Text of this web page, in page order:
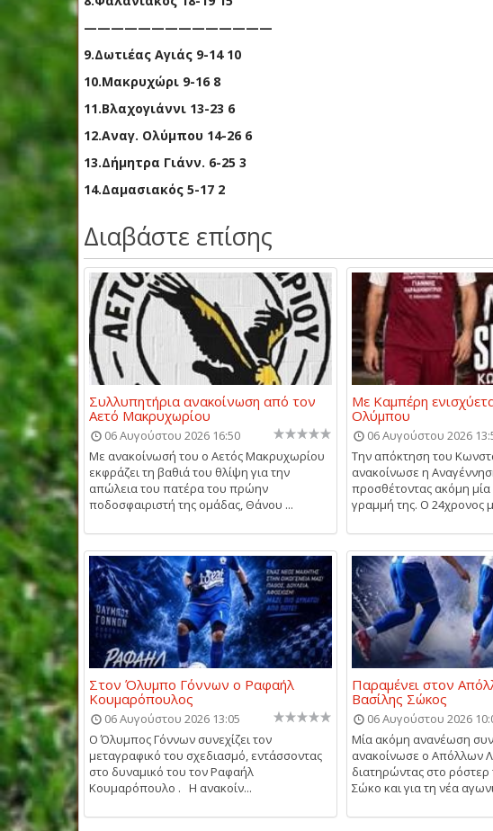
——————————————
9.Δωτιέας Αγιάς 9-14 10
10.Μακρυχώρι 9-16 8
11.Βλαχογιάννι 13-23 6
12.Αναγ. Ολύμπου 14-26 6
13.Δήμητρα Γιάνν. 6-25 3
14.Δαμασιακός 5-17 2
Διαβάστε επίσης
Συλλυπητήρια ανακοίνωση από τον
Αετό Μακρυχωρίου
06 Αυγούστου 2026 16:50
Με ανακοίνωσή του ο Αετός Μακρυχωρίου
εκφράζει τη βαθιά του θλίψη για την
απώλεια του πατέρα του πρώην
ποδοσφαιριστή της ομάδας, Θάνου ...
Με Καμπέρη
Ολύμπου
06 Αυγούστου 2026
Την απόκτηση του
ανακοίνωσε η
προσθέτοντας ακόμη
γραμμή της. Ο 24χρονος
Στον Όλυμπο Γόννων ο Ραφαήλ
Κουμαρόπουλος
06 Αυγούστου 2026 13:05
Ο Όλυμπος Γόννων συνεχίζει τον
μεταγραφικό του σχεδιασμό, εντάσσοντας
στο δυναμικό του τον Ραφαήλ
Κουμαρόπουλο . Η ανακοίν...
Παραμένει στον
Βασίλης Σώκος
06 Αυγούστου 2026
Μία ακόμη ανανέωση
ανακοίνωσε ο Απόλλων
διατηρώντας στο ρόστερ
Σώκο και για τη νέα